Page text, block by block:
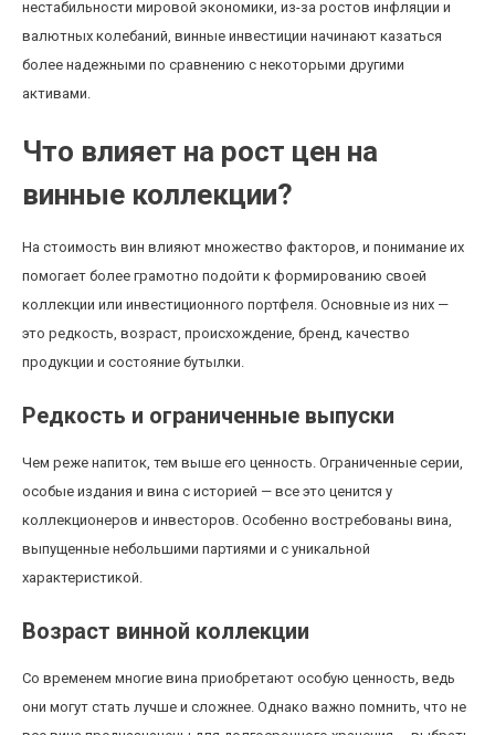
нестабильности мировой экономики, из-за ростов инфляции и
валютных колебаний, винные инвестиции начинают казаться
более надежными по сравнению с некоторыми другими
активами.
Что влияет на рост цен на
винные коллекции?
На стоимость вин влияют множество факторов, и понимание их
помогает более грамотно подойти к формированию своей
коллекции или инвестиционного портфеля. Основные из них —
это редкость, возраст, происхождение, бренд, качество
продукции и состояние бутылки.
Редкость и ограниченные выпуски
Чем реже напиток, тем выше его ценность. Ограниченные серии,
особые издания и вина с историей — все это ценится у
коллекционеров и инвесторов. Особенно востребованы вина,
выпущенные небольшими партиями и с уникальной
характеристикой.
Возраст винной коллекции
Со временем многие вина приобретают особую ценность, ведь
они могут стать лучше и сложнее. Однако важно помнить, что не